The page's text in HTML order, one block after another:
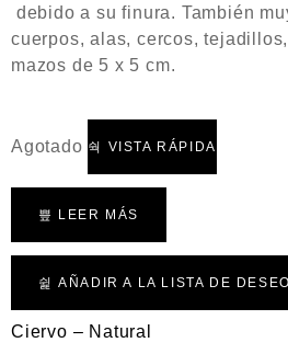
a
d
n
0
debido a su finura. También
cuerpos, alas, cercos,
mazos de 5 x 5 cm.
Agotado VISTA RÁPIDA
LEER MÁS
AÑADIR A LA LISTA DE
Ciervo – Natural